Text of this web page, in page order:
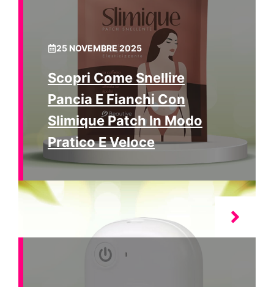
25 NOVEMBRE 2025
Scopri Come Snellire
Pancia E Fianchi Con
Slimique Patch In Modo
Pratico E Veloce